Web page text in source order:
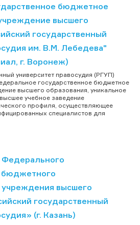
бюджетное
высшего
государственный
им. В.М. Лебедева"
г. Воронеж)
университет правосудия (РГУП)
государственное бюджетное
высшего образования, уникальное
учебное заведение
профиля, осуществляющее
специалистов для
бюджетного
учреждения высшего
государственный
(г. Казань)